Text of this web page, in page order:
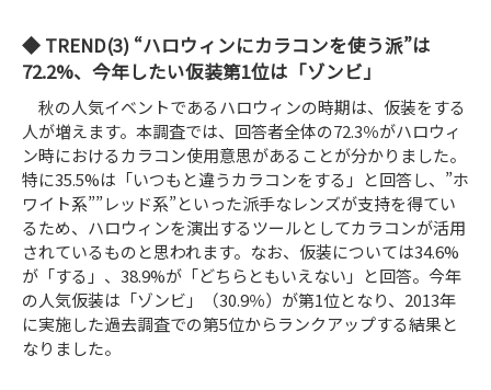
TREND(3) “ハロウィンにカラコンを使う派”は
72.2%、今年したい仮装第1位は「ゾンビ」
秋の人気イベントであるハロウィンの時期は、仮装をする
人が増えます。本調査では、回答者全体の72.3％がハロウィ
ン時におけるカラコン使用意思があることが分かりました。
特に35.5%は「いつもと違うカラコンをする」と回答し、”ホ
ワイト系””レッド系”といった派手なレンズが支持を得てい
るため、ハロウィンを演出するツールとしてカラコンが活用
されているものと思われます。なお、仮装については34.6%
が「する」、38.9%が「どちらともいえない」と回答。今年
の人気仮装は「ゾンビ」（30.9％）が第1位となり、2013年
に実施した過去調査での第5位からランクアップする結果と
なりました。